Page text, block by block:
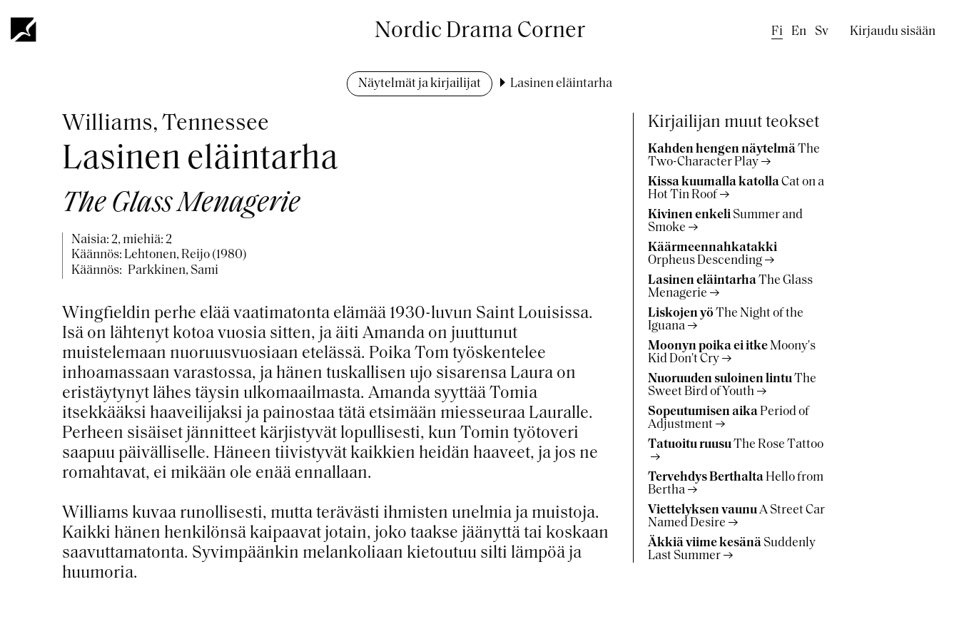
pääsisältöön
Nordic Drama Corner Fi En Sv Kirjaudu sisään
Näytelmät ja kirjailijat Lasinen eläintarha
Williams, Tennessee
Lasinen eläintarha
The Glass Menagerie
Naisia: 2, miehiä: 2
Käännös: Lehtonen, Reijo (1980)
Käännös: Parkkinen, Sami
Wingfieldin perhe elää vaatimatonta elämää 1930-luvun Saint Louisissa.
Isä on lähtenyt kotoa vuosia sitten, ja äiti Amanda on juuttunut
muistelemaan nuoruusvuosiaan etelässä. Poika Tom työskentelee
inhoamassaan varastossa, ja hänen tuskallisen ujo sisarensa Laura on
eristäytynyt lähes täysin ulkomaailmasta. Amanda syyttää Tomia
itsekkääksi haaveilijaksi ja painostaa tätä etsimään miesseuraa Lauralle.
Perheen sisäiset jännitteet kärjistyvät lopullisesti, kun Tomin työtoveri
saapuu päivälliselle. Häneen tiivistyvät kaikkien heidän haaveet, ja jos ne
romahtavat, ei mikään ole enää ennallaan.
Williams kuvaa runollisesti, mutta terävästi ihmisten unelmia ja muistoja.
Kaikki hänen henkilönsä kaipaavat jotain, joko taakse jäänyttä tai koskaan
saavuttamatonta. Syvimpäänkin melankoliaan kietoutuu silti lämpöä ja
huumoria.
Kirjailijan muut teokset
Kahden hengen näytelmäThe
Two-Character Play
Kissa kuumalla katollaCat on a
Hot Tin Roof
Kivinen enkeliSummer and
Smoke
Käärmeennahkatakki
Orpheus Descending
Lasinen eläintarhaThe Glass
Menagerie
Liskojen yöThe Night of the
Iguana
Moonyn poika ei itkeMoony's
Kid Don't Cry
Nuoruuden suloinen lintuThe
Sweet Bird of Youth
Sopeutumisen aika Period of
Adjustment
Tatuoitu ruusuThe Rose Tattoo
Tervehdys Berthalta Hello from
Bertha
Viettelyksen vaunuA Street Car
Named Desire
Äkkiä viime kesänäSuddenly
Last Summer